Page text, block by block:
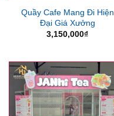
Quầy Cafe Mang Đi Hiện
Đại Giá Xưởng
3,150,000₫